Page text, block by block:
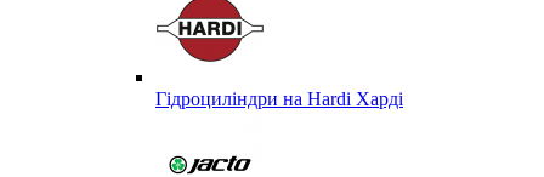
Гідроциліндри на Hardi Харді